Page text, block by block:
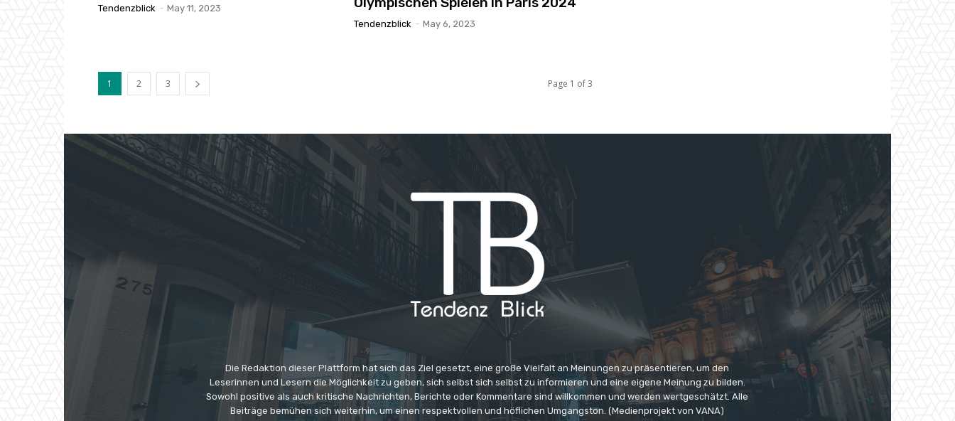
Tendenzblick - May 11, 2023
Tendenzblick - May 6, 2023
1 2 3 Page 1 of 3
Die Redaktion dieser Plattform hat sich das Ziel gesetzt, eine große Vielfalt an Meinungen zu präsentieren, um den
Leserinnen und Lesern die Möglichkeit zu geben, sich selbst sich selbst zu informieren und eine eigene Meinung zu bilden.
Sowohl positive als auch kritische Nachrichten, Berichte oder Kommentare sind willkommen und werden wertgeschätzt. Alle
Beiträge bemühen sich weiterhin, um einen respektvollen und höflichen Umgangston. (Medienprojekt von VANA)